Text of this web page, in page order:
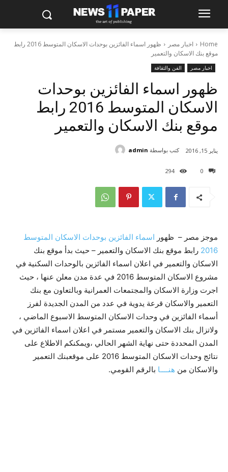
Home اخبار مصر
ظهور اسماء الفائزين بوحدات الاسكان المتوسط 2016 رابط
موقع بنك الاسكان والتعمير
اخبار مصر الفن والثقافة
ظهور اسماء الفائزين بوحدات
الاسكان المتوسط 2016 رابط
موقع بنك الاسكان والتعمير
0
294
يناير 15, 2016 كتب بواسطة admin
موجز مصر – ظهور اسماء الفائزين بوحدات الاسكان المتوسط
2016 رابط موقع بنك الاسكان والتعمير – حيث بدأ موقع بنك
الاسكان والتعمير في اعلان اسماء الفائزين بالوحدات السكنية في
مشروع الاسكان المتوسط 2016 في عدة مدن معلن عنها ، حيث
اجرت وزارة الاسكان والمجتمعات العمرانية وبالتعاون مع بنك
التعمير والاسكان قرعة يدوية في عدد من المدن الجديدة لفرز
أسماء الفائزين في وحدات الاسكان المتوسط الاسبوع الماضي ،
ولاتزال بنك الاسكان والتعمير مستمر في اعلان اسماء الفائزين في
المدن المحددة حتى نهاية الشهر الحالي ،ويمكنكم الاطلاع على
نتائج وحدات الاسكان المتوسط 2016 على موقعبنك التعمير
والاسكان من هنــــا بالرقم القومي.